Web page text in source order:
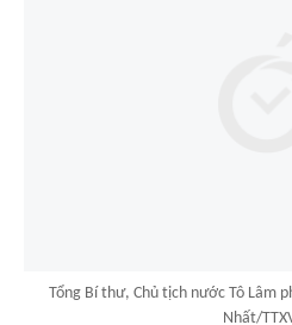
Tổng Bí thư, Chủ tịch nước Tô Lâm
Nhất/